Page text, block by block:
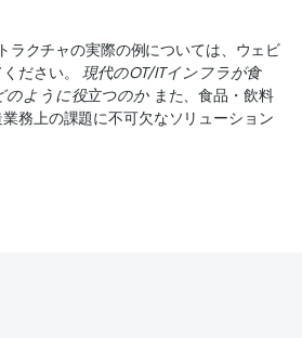
ラクチャの実際の例については、ウェビ
ください。現代のOT/ITインフラが食
のように役立つのかまた、食品・飲料
務上の課題に不可欠なソリューション